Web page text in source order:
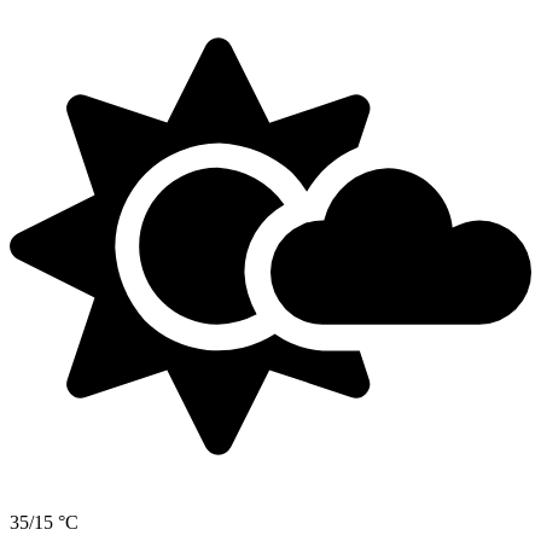
35/15 °C